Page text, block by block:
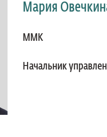
Мария
ММК
Начальник